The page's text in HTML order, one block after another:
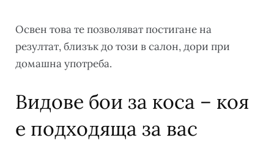
Освен това те позволяват постигане на
резултат, близък до този в салон, дори при
домашна употреба.
Видове бои за коса – коя
е подходяща за вас